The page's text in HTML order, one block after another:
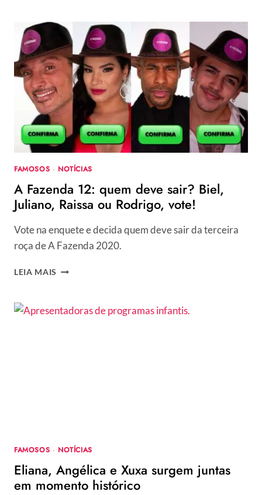
CIRURGIA
EMERGÊNCIA
APÓS
SENTIR
FORTES
DORES
NO
PEITO
FAMOSOS · NOTÍCIAS
A Fazenda 12: quem deve sair? Biel,
Juliano, Raissa ou Rodrigo, vote!
Vote na enquete e decida quem deve sair da terceira
roça de A Fazenda 2020.
LEIA MAIS
QUEM
FAMOSOS · NOTÍCIAS
Eliana, Angélica e Xuxa surgem juntas
em momento histórico